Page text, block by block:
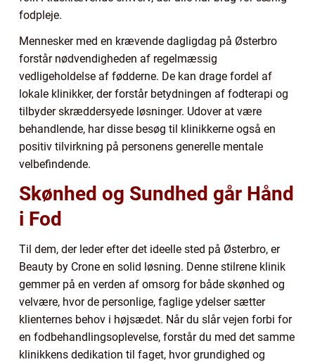
fodpleje.
Mennesker med en krævende dagligdag på Østerbro
forstår nødvendigheden af regelmæssig
vedligeholdelse af fødderne. De kan drage fordel af
lokale klinikker, der forstår betydningen af fodterapi og
tilbyder skræddersyede løsninger. Udover at være
behandlende, har disse besøg til klinikkerne også en
positiv tilvirkning på personens generelle mentale
velbefindende.
Skønhed og Sundhed går Hånd
i Fod
Til dem, der leder efter det ideelle sted på Østerbro, er
Beauty by Crone en solid løsning. Denne stilrene klinik
gemmer på en verden af omsorg for både skønhed og
velvære, hvor de personlige, faglige ydelser sætter
klienternes behov i højsædet. Når du slår vejen forbi for
en fodbehandlingsoplevelse, forstår du med det samme
klinikkens dedikation til faget, hvor grundighed og